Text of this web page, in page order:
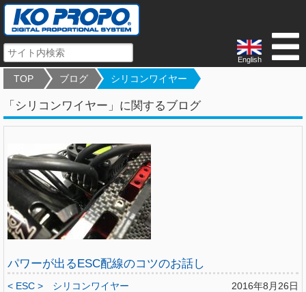
English
TOP ブログ シリコンワイヤー
「シリコンワイヤー」に関するブログ
パワーが出るESC配線のコツのお話し
2016年8月26日
< ESC >
シリコンワイヤー